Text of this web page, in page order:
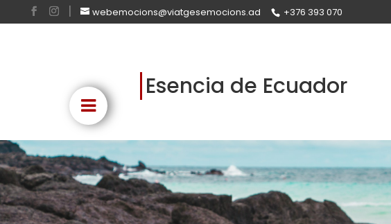
webemocions@viatgesemocions.ad +376 393 070
Esencia de Ecuador